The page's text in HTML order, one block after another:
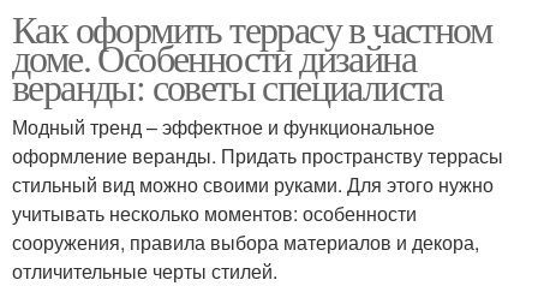
Как оформить террасу в частном
доме. Особенности дизайна
веранды: советы специалиста
Модный тренд – эффектное и функциональное
оформление веранды. Придать пространству террасы
стильный вид можно своими руками. Для этого нужно
учитывать несколько моментов: особенности
сооружения, правила выбора материалов и декора,
отличительные черты стилей.